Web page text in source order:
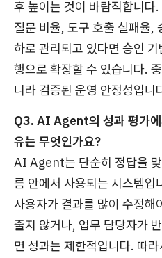
후 높이는 것이 바람직합니다
질문 비율, 도구 호출 실패율,
하로 관리되고 있다면 승인
행으로 확장할 수 있습니다.
니라 검증된 운영 안정성입니
Q3. AI Agent의 성과 평가에
유는 무엇인가요?
AI Agent는 단순히 정답을
름 안에서 사용되는 시스템입
사용자가 결과를 많이 수정해
줄지 않거나, 업무 담당자가
면 성과는 제한적입니다. 따